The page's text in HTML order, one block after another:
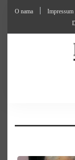
O nama Impressum